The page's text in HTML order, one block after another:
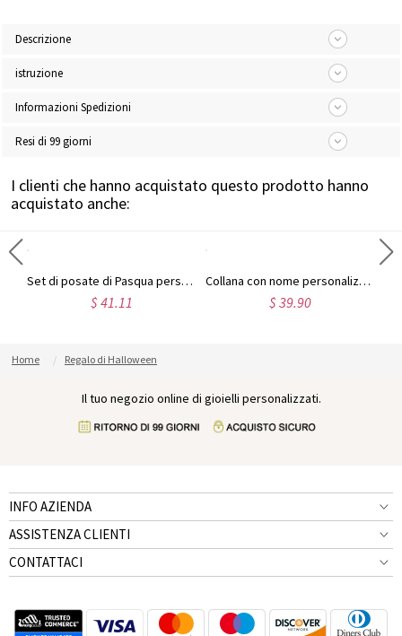
Descrizione
istruzione
Informazioni Spedizioni
Resi di 99 giorni
I clienti che hanno acquistato questo prodotto hanno
acquistato anche:
Set di posate di Pasqua personalizzate per bambini
$ 41.11
Collana con nome personalizzato Targhetta personalizzata Gioielli personalizzati Regalo per il giorno di Bunny Ester per le donne
$ 39.90
Home Regalo di Halloween
Il tuo negozio online di gioielli personalizzati.
INFO AZIENDA
ASSISTENZA CLIENTI
CONTATTACI